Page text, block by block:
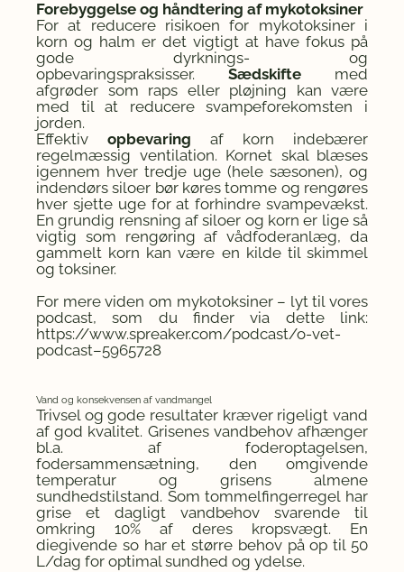
Forebyggelse og håndtering af mykotoksiner
For at reducere risikoen for mykotoksiner i
korn og halm er det vigtigt at have fokus på
gode dyrknings- og
opbevaringspraksisser. Sædskifte med
afgrøder som raps eller pløjning kan være
med til at reducere svampeforekomsten i
jorden.
Effektiv opbevaring af korn indebærer
regelmæssig ventilation. Kornet skal blæses
igennem hver tredje uge (hele sæsonen), og
indendørs siloer bør køres tomme og rengøres
hver sjette uge for at forhindre svampevækst.
En grundig rensning af siloer og korn er lige så
vigtig som rengøring af vådfoderanlæg, da
gammelt korn kan være en kilde til skimmel
og toksiner.
For mere viden om mykotoksiner – lyt til vores
podcast, som du finder via dette link:
https://www.spreaker.com/podcast/o-vet-
podcast–5965728
Vand og konsekvensen af vandmangel
Trivsel og gode resultater kræver rigeligt vand
af god kvalitet. Grisenes vandbehov afhænger
bl.a. af foderoptagelsen,
fodersammensætning, den omgivende
temperatur og grisens almene
sundhedstilstand. Som tommelfingerregel har
grise et dagligt vandbehov svarende til
omkring 10% af deres kropsvægt. En
diegivende so har et større behov på op til 50
L/dag for optimal sundhed og ydelse.